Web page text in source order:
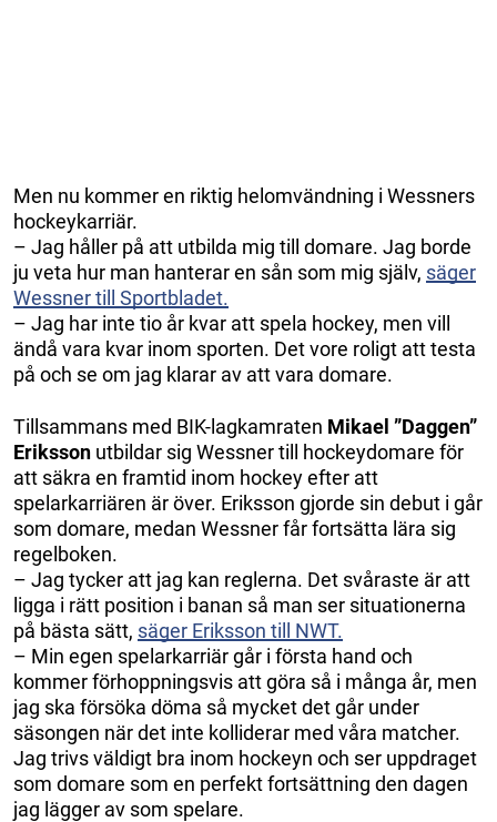
Men nu kommer en riktig helomvändning i Wessners
hockeykarriär.
– Jag håller på att utbilda mig till domare. Jag borde
ju veta hur man hanterar en sån som mig själv, säger
Wessner till Sportbladet.
– Jag har inte tio år kvar att spela hockey, men vill
ändå vara kvar inom sporten. Det vore roligt att testa
på och se om jag klarar av att vara domare.
Tillsammans med BIK-lagkamraten Mikael ”Daggen”
Eriksson utbildar sig Wessner till hockeydomare för
att säkra en framtid inom hockey efter att
spelarkarriären är över. Eriksson gjorde sin debut i går
som domare, medan Wessner får fortsätta lära sig
regelboken.
– Jag tycker att jag kan reglerna. Det svåraste är att
ligga i rätt position i banan så man ser situationerna
på bästa sätt, säger Eriksson till NWT.
– Min egen spelarkarriär går i första hand och
kommer förhoppningsvis att göra så i många år, men
jag ska försöka döma så mycket det går under
säsongen när det inte kolliderar med våra matcher.
Jag trivs väldigt bra inom hockeyn och ser uppdraget
som domare som en perfekt fortsättning den dagen
jag lägger av som spelare.